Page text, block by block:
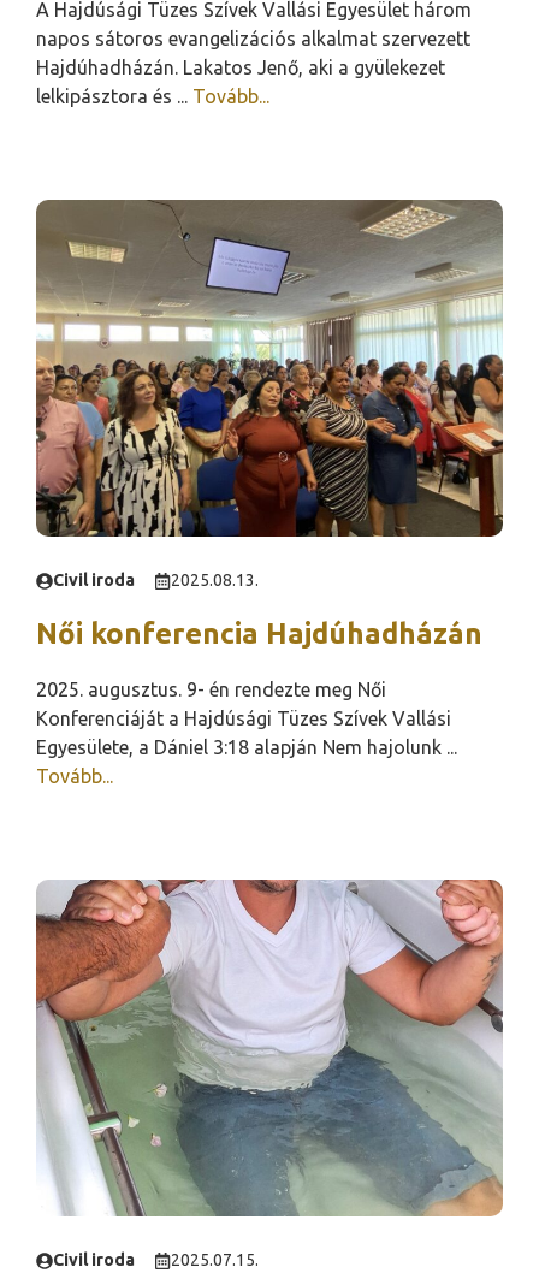
A Hajdúsági Tüzes Szívek Vallási Egyesület három
napos sátoros evangelizációs alkalmat szervezett
Hajdúhadházán. Lakatos Jenő, aki a gyülekezet
lelkipásztora és ... Tovább...
Civil iroda 2025.08.13.
Női konferencia Hajdúhadházán
2025. augusztus. 9- én rendezte meg Női
Konferenciáját a Hajdúsági Tüzes Szívek Vallási
Egyesülete, a Dániel 3:18 alapján Nem hajolunk ...
Tovább...
Civil iroda 2025.07.15.